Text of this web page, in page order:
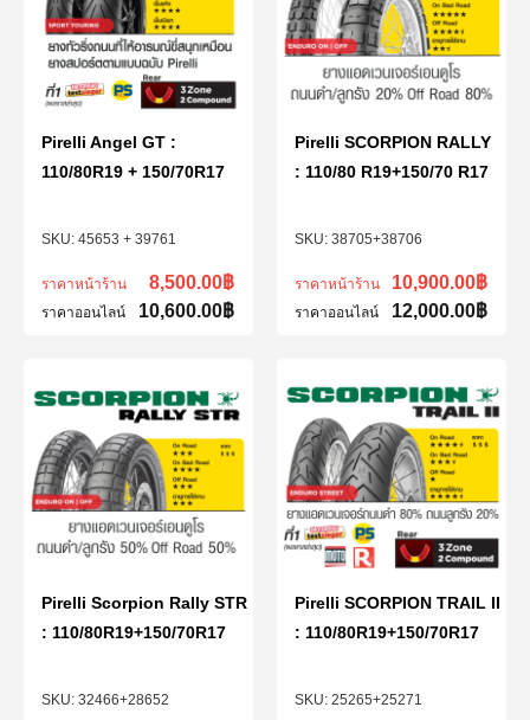
45653 + 39761
Pirelli Angel GT :
110/80R19 + 150/70R17
ราคาหน้าร้าน 8,500.00฿
ราคาออนไลน์ 10,600.00฿
38705+38706
Pirelli SCORPION RALLY
: 110/80 R19+150/70 R17
ราคาหน้าร้าน 10,900.00฿
ราคาออนไลน์ 12,000.00฿
32466+28652
Pirelli Scorpion Rally STR
: 110/80R19+150/70R17
25265+25271
Pirelli SCORPION TRAIL II
: 110/80R19+150/70R17